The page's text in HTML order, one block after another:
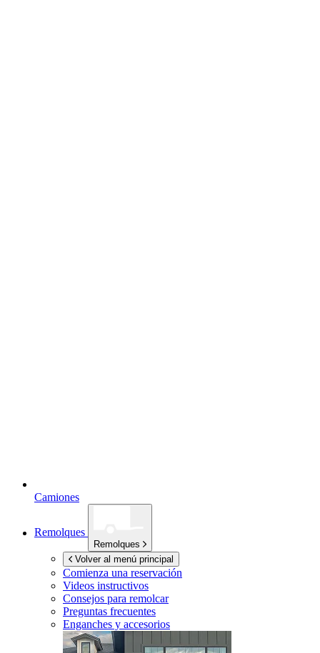
Camiones
Remolques
Remolques
Volver al menú principal
Comienza una reservación
Videos instructivos
Consejos para remolcar
Preguntas frecuentes
Enganches y accesorios